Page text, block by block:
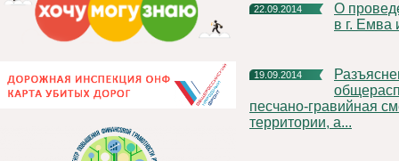
22.09.2014
О проведении Всероссийского Дня бега «Кросс Наций 2014»
в г. Емва
19.09.2014
Разъяснение порядка использования
песчано-гравийная
территории, а...